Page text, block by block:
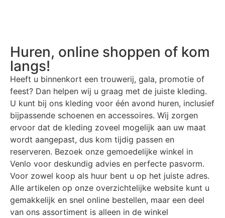
Huren, online shoppen of kom
langs!
Heeft u binnenkort een trouwerij, gala, promotie of
feest? Dan helpen wij u graag met de juiste kleding.
U kunt bij ons kleding voor één avond huren, inclusief
bijpassende schoenen en accessoires. Wij zorgen
ervoor dat de kleding zoveel mogelijk aan uw maat
wordt aangepast, dus kom tijdig passen en
reserveren. Bezoek onze gemoedelijke winkel in
Venlo voor deskundig advies en perfecte pasvorm.
Voor zowel koop als huur bent u op het juiste adres.
Alle artikelen op onze overzichtelijke website kunt u
gemakkelijk en snel online bestellen, maar een deel
van ons assortiment is alleen in de winkel